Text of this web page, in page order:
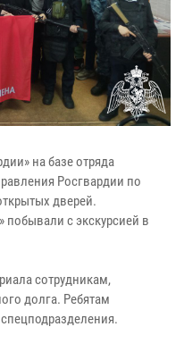
на базе отряда
Росгвардии по
дверей.
побывали с экскурсией в
сотрудникам,
долга. Ребятам